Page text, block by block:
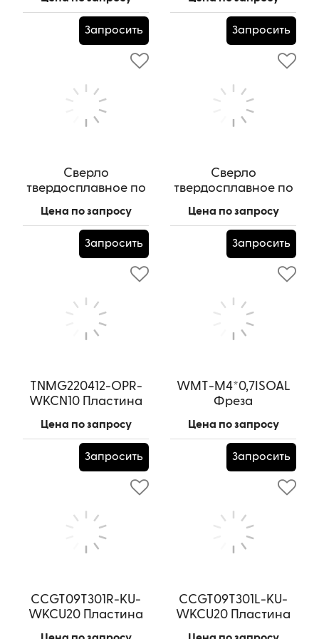
Wolverine
HSK63A-FMB22-100-W
Запросить
пластинами
SP11-D35.5-4D-C32
Запросить
Сверло
твердосплавное по
HRC55, 14,7х65х115L
HRC55.14,7х65х115L
Цена по запросу
Запросить
Сверло
твердосплавное по
HRC55, 12,7х77х124L
HRC55.12,7х77х124L
Цена по запросу
Запросить
TNMG220412-OPR-
WKCN10 Пластина
TNMG220412-OPR-
WKCN10
Цена по запросу
Запросить
WMT-M4*0,7ISOAL
Фреза
твердосплавная по
алюминию
WMT-M4*0,7ISOAL
Цена по запросу
Запросить
CCGT09T301R-KU-
WKCU20 Пластина
CCGT09T301L-KU-
WKCU20 Пластина